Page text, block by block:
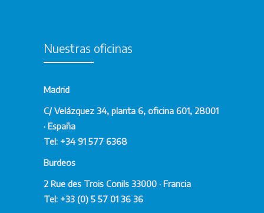
Nuestras oficinas
Madrid
C/ Velázquez 34, planta 6, oficina 601, 28001
· España
Tel: +34 91 577 6368
Burdeos
2 Rue des Trois Conils 33000 · Francia
Tel: +33 (0) 5 57 01 36 36